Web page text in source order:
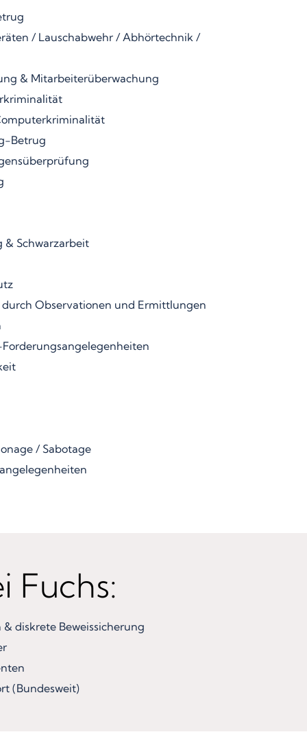
/ Lauschabwehr / Abhörtechnik /
& Mitarbeiterüberwachung
Betrug
Schwarzarbeit
Observationen und Ermittlungen
/ Sabotage
Fuchs:
diskrete Beweissicherung
(Bundesweit)